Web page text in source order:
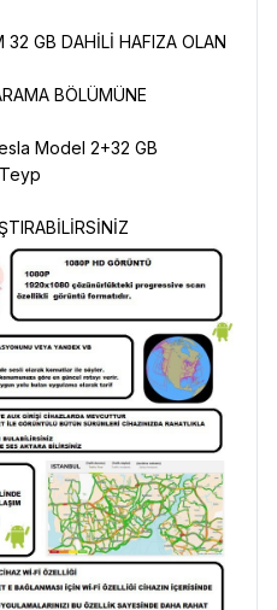
32 GB DAHİLİ HAFIZA OLAN
BÖLÜMÜNE
Model 2+32 GB